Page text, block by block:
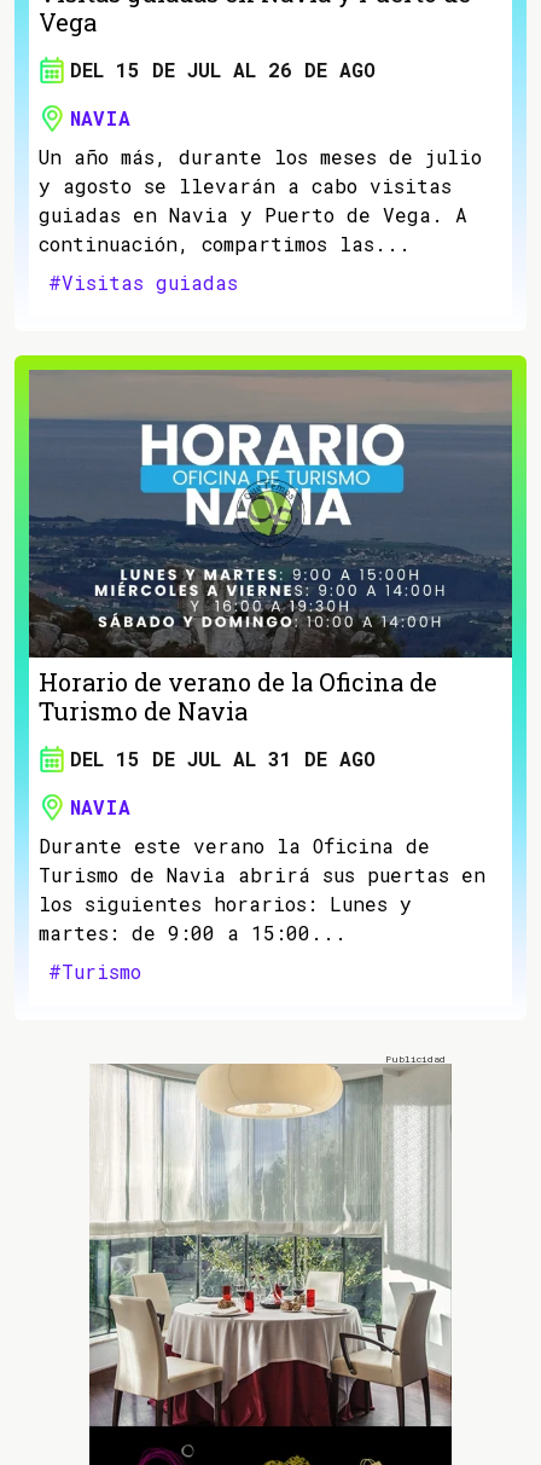
Vega
DEL 15 DE JUL AL 26 DE AGO
NAVIA
Un año más, durante los meses de julio
y agosto se llevarán a cabo visitas
guiadas en Navia y Puerto de Vega. A
continuación, compartimos las...
#Visitas guiadas
Horario de verano de la Oficina de
Turismo de Navia
DEL 15 DE JUL AL 31 DE AGO
NAVIA
Durante este verano la Oficina de
Turismo de Navia abrirá sus puertas en
los siguientes horarios: Lunes y
martes: de 9:00 a 15:00...
#Turismo